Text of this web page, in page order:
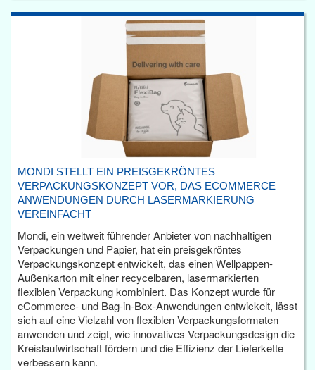
MONDI STELLT EIN PREISGEKRÖNTES
VERPACKUNGSKONZEPT VOR, DAS ECOMMERCE
ANWENDUNGEN DURCH LASERMARKIERUNG
VEREINFACHT
Mondi, ein weltweit führender Anbieter von nachhaltigen
Verpackungen und Papier, hat ein preisgekröntes
Verpackungskonzept entwickelt, das einen Wellpappen-
Außenkarton mit einer recycelbaren, lasermarkierten
flexiblen Verpackung kombiniert. Das Konzept wurde für
eCommerce- und Bag-in-Box-Anwendungen entwickelt, lässt
sich auf eine Vielzahl von flexiblen Verpackungsformaten
anwenden und zeigt, wie innovatives Verpackungsdesign die
Kreislaufwirtschaft fördern und die Effizienz der Lieferkette
verbessern kann.